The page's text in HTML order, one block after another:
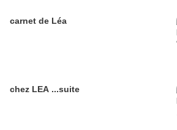
carnet de Léa
chez LEA ...suite